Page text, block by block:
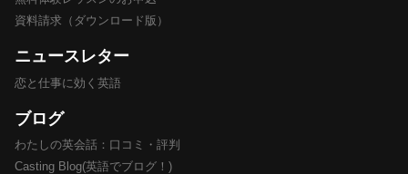
資料請求（ダウンロード版）
ニュースレター
恋と仕事に効く英語
ブログ
わたしの英会話：口コミ・評判
Casting Blog(英語でブログ！)